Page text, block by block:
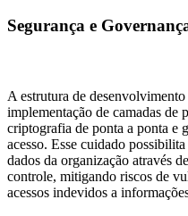
Segurança e
A estrutura de desenvolvimento
implementação de camadas de
criptografia de ponta a ponta e
acesso. Esse cuidado
dados da organização através
controle, mitigando riscos de
acessos indevidos a